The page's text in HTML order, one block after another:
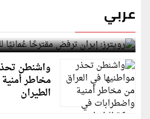
عربي
رويترز: إيران ترفض مقترحًا
لمضيق هرمز
واشنطن
مخاطر
الطيران